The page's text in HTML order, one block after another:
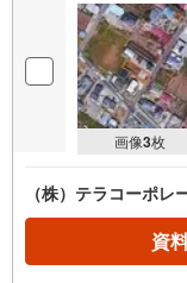
画像3枚
（株）テラコーポレ
資